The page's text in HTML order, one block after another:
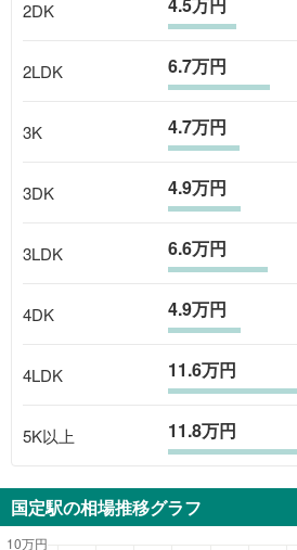
2DK
2LDK 6.7万円
3K 4.7万円
3DK 4.9万円
3LDK 6.6万円
4DK 4.9万円
4LDK 11.6万円
5K以上 11.8万円
国定駅の相場推移グラフ